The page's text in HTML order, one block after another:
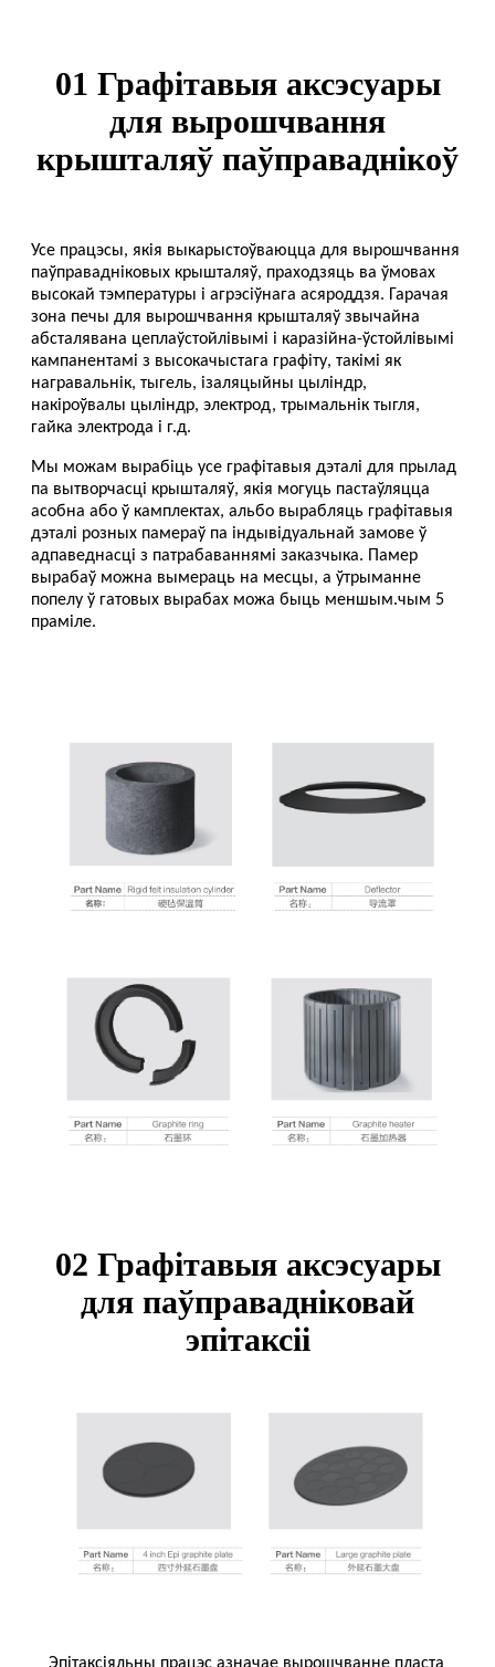
01 Графітавыя аксэсуары
для вырошчвання
крышталяў паўправаднікоў
Усе працэсы, якія выкарыстоўваюцца для вырошчвання
паўправадніковых крышталяў, праходзяць ва ўмовах
высокай тэмпературы і агрэсіўнага асяроддзя. Гарачая
зона печы для вырошчвання крышталяў звычайна
абсталявана цеплаўстойлівымі і каразійна-ўстойлівымі
кампанентамі з высокачыстага графіту, такімі як
награвальнік, тыгель, ізаляцыйны цыліндр,
накіроўвалы цыліндр, электрод, трымальнік тыгля,
гайка электрода і г.д.
Мы можам вырабіць усе графітавыя дэталі для прылад
па вытворчасці крышталяў, якія могуць пастаўляцца
асобна або ў камплектах, альбо вырабляць графітавыя
дэталі розных памераў па індывідуальнай замове ў
адпаведнасці з патрабаваннямі заказчыка. Памер
вырабаў можна вымераць на месцы, а ўтрыманне
попелу ў гатовых вырабах можа быць меншым.чым 5
праміле.
02 Графітавыя аксэсуары
для паўправадніковай
эпітаксіі